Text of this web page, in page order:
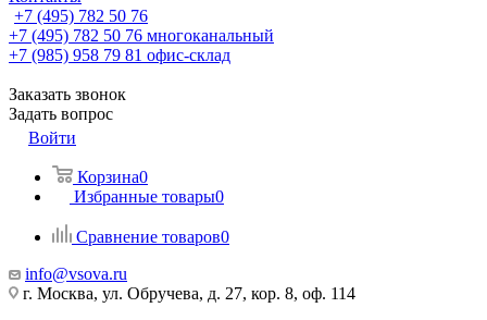
+7 (495) 782 50 76
+7 (495) 782 50 76 многоканальный
+7 (985) 958 79 81 офис-склад
Заказать звонок
Задать вопрос
Войти
Корзина0
Избранные товары0
Сравнение товаров0
info@vsova.ru
г. Москва, ул. Обручева, д. 27, кор. 8, оф. 114